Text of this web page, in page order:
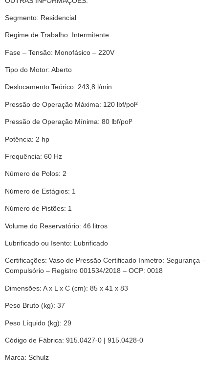
Segmento: Residencial
Regime de Trabalho: Intermitente
Fase – Tensão: Monofásico – 220V
Tipo do Motor: Aberto
Deslocamento Teórico: 243,8 l/min
Pressão de Operação Máxima: 120 lbf/pol²
Pressão de Operação Mínima: 80 lbf/pol²
Potência: 2 hp
Frequência: 60 Hz
Número de Polos: 2
Número de Estágios: 1
Número de Pistões: 1
Volume do Reservatório: 46 litros
Lubrificado ou Isento: Lubrificado
Certificações: Vaso de Pressão Certificado Inmetro: Segurança –
Compulsório – Registro 001534/2018 – OCP: 0018
Dimensões: A x L x C (cm): 85 x 41 x 83
Peso Bruto (kg): 37
Peso Líquido (kg): 29
Código de Fábrica: 915.0427-0 | 915.0428-0
Marca: Schulz